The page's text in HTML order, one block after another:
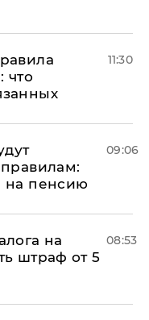
что
11:30
на пенсию
09:06
на
штраф от 5
08:53